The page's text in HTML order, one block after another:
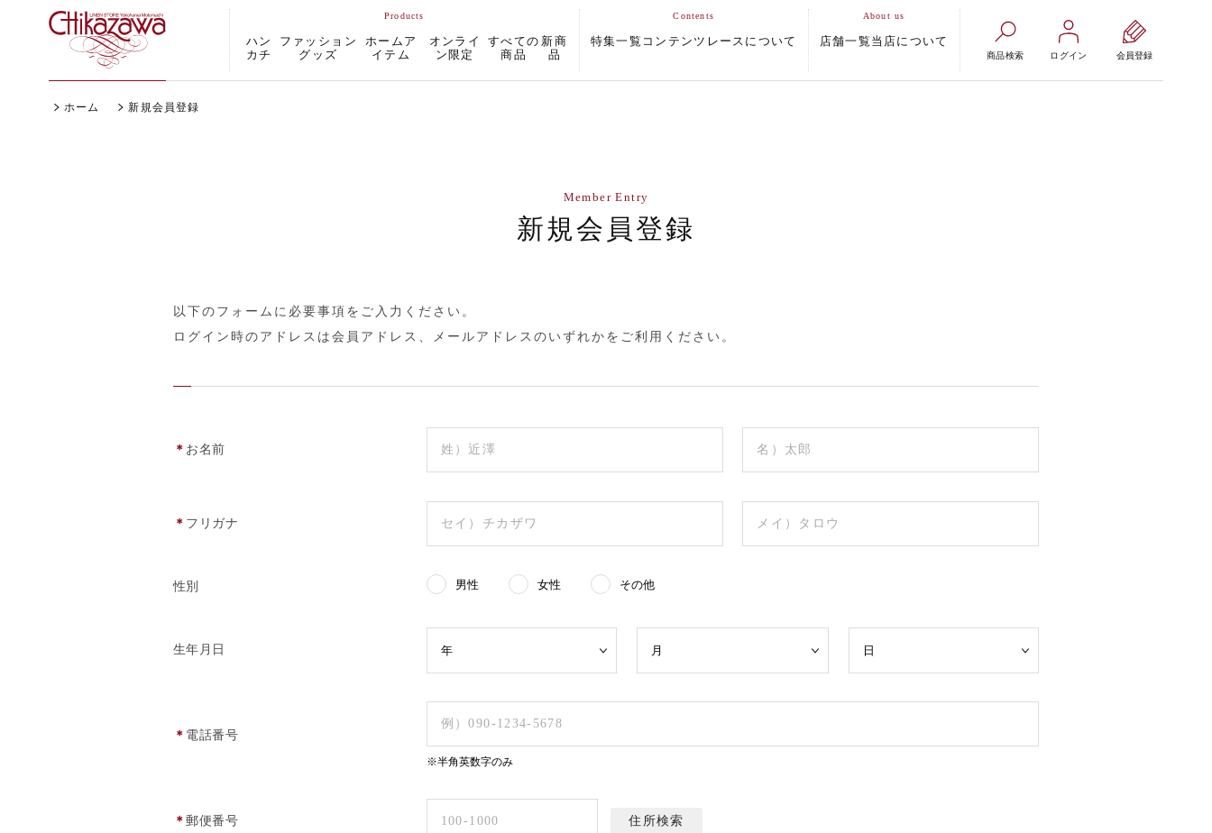
ハン
カチ
ファッション
グッズ
ホームア
イテム
オンライ
ン限定
すべての
商品
新商
品
特集一覧 コンテンツ レースについて 店舗一覧 当店について
商品検索 ログイン 会員登録
ホーム 新規会員登録
Member Entry
新規会員登録
以下のフォームに必要事項をご入力ください。
ログイン時のアドレスは会員アドレス、メールアドレスのいずれかをご利用ください。
＊ お名前
＊ フリガナ
性別 男性 女性 その他
生年月日
＊ 電話番号
※半角英数字のみ
＊郵便番号